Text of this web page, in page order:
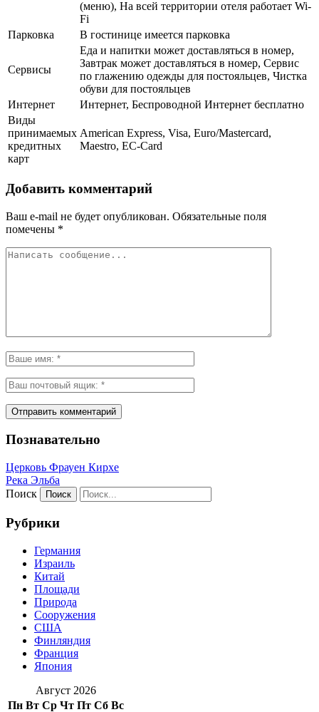
(меню), На всей территории отеля работает Wi-
Fi
Парковка
В гостинице имеется парковка
Сервисы
Еда и напитки может доставляться в номер,
Завтрак может доставляться в номер, Сервис
по глажению одежды для постояльцев, Чистка
обуви для постояльцев
Интернет
Интернет, Беспроводной Интернет бесплатно
Виды
принимаемых
кредитных
карт
American Express, Visa, Euro/Mastercard,
Maestro, EC-Card
Добавить комментарий
Ваш e-mail не будет опубликован. Обязательные поля
помечены *
Познавательно
Церковь Фрауен Кирхе
Река Эльба
Поиск
Рубрики
Германия
Израиль
Китай
Площади
Природа
Сооружения
США
Финляндия
Франция
Япония
Август 2026
Пн Вт Ср Чт Пт Сб Вс